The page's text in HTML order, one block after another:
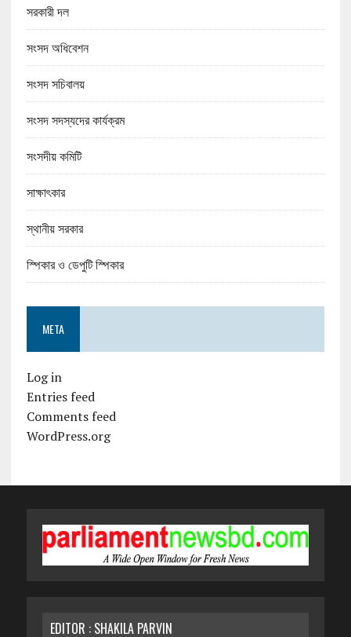
সরকারী দল
সংসদ অধিবেশন
সংসদ সচিবালয়
সংসদ সদস্যদের কার্যক্রম
সংসদীয় কমিটি
সাক্ষাৎকার
স্থানীয় সরকার
স্পিকার ও ডেপুটি স্পিকার
META
Log in
Entries feed
Comments feed
WordPress.org
EDITOR : SHAKILA PARVIN